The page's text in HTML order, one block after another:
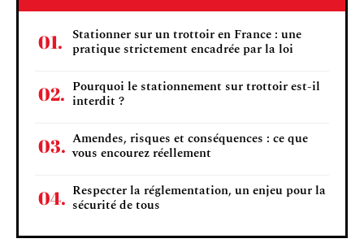
Stationner sur un trottoir en France : une
pratique strictement encadrée par la loi
Pourquoi le stationnement sur trottoir est-il
interdit ?
Amendes, risques et conséquences : ce que
vous encourez réellement
Respecter la réglementation, un enjeu pour la
sécurité de tous